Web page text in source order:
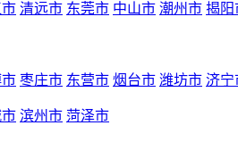
市 清远市 东莞市 中山市 潮州市 揭阳
枣庄市 东营市 烟台市 潍坊市 济宁
滨州市 菏泽市